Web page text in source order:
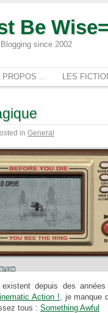
Be
since 2002
PROPOS .. LES
in General
depuis des
Action ! , je manque
tous : Something Awful